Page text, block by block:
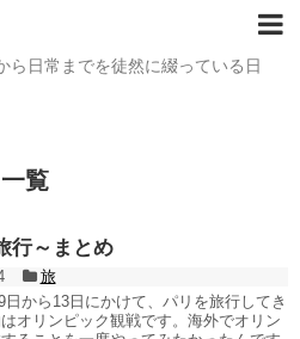
ら日常までを徒然に綴っている日
一覧
行～まとめ
旅
日から13日にかけて、パリを旅行してき
オリンピック観戦です。海外でオリン